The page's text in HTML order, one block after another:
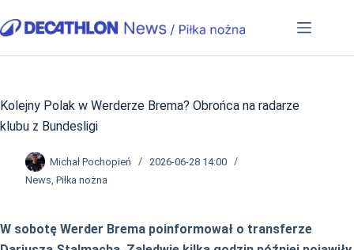
do
Kolejny Polak w Werderze Brema? Obrońca na radarze
klubu z Bundesligi
Michał Pochopień
2026-06-28 14:00
News, Piłka nożna
W sobotę Werder Brema poinformował o transferze